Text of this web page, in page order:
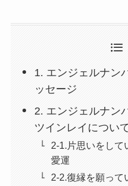
1. エンジェルナン
ッセージ
2. エンジェルナン
ツインレイについ
2-1.片思いをして
愛運
2-2.復縁を願って